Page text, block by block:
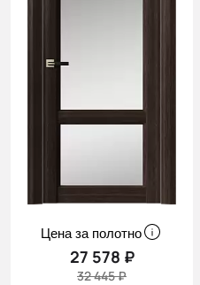
Цена за полотно
27 578 ₽
32 445 ₽